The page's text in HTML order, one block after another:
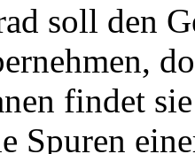
soll den
findet
Spuren